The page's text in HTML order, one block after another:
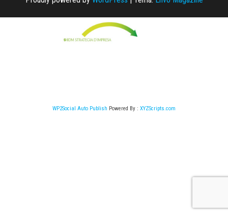
WP2Social Auto Publish Powered By : XYZScripts.com